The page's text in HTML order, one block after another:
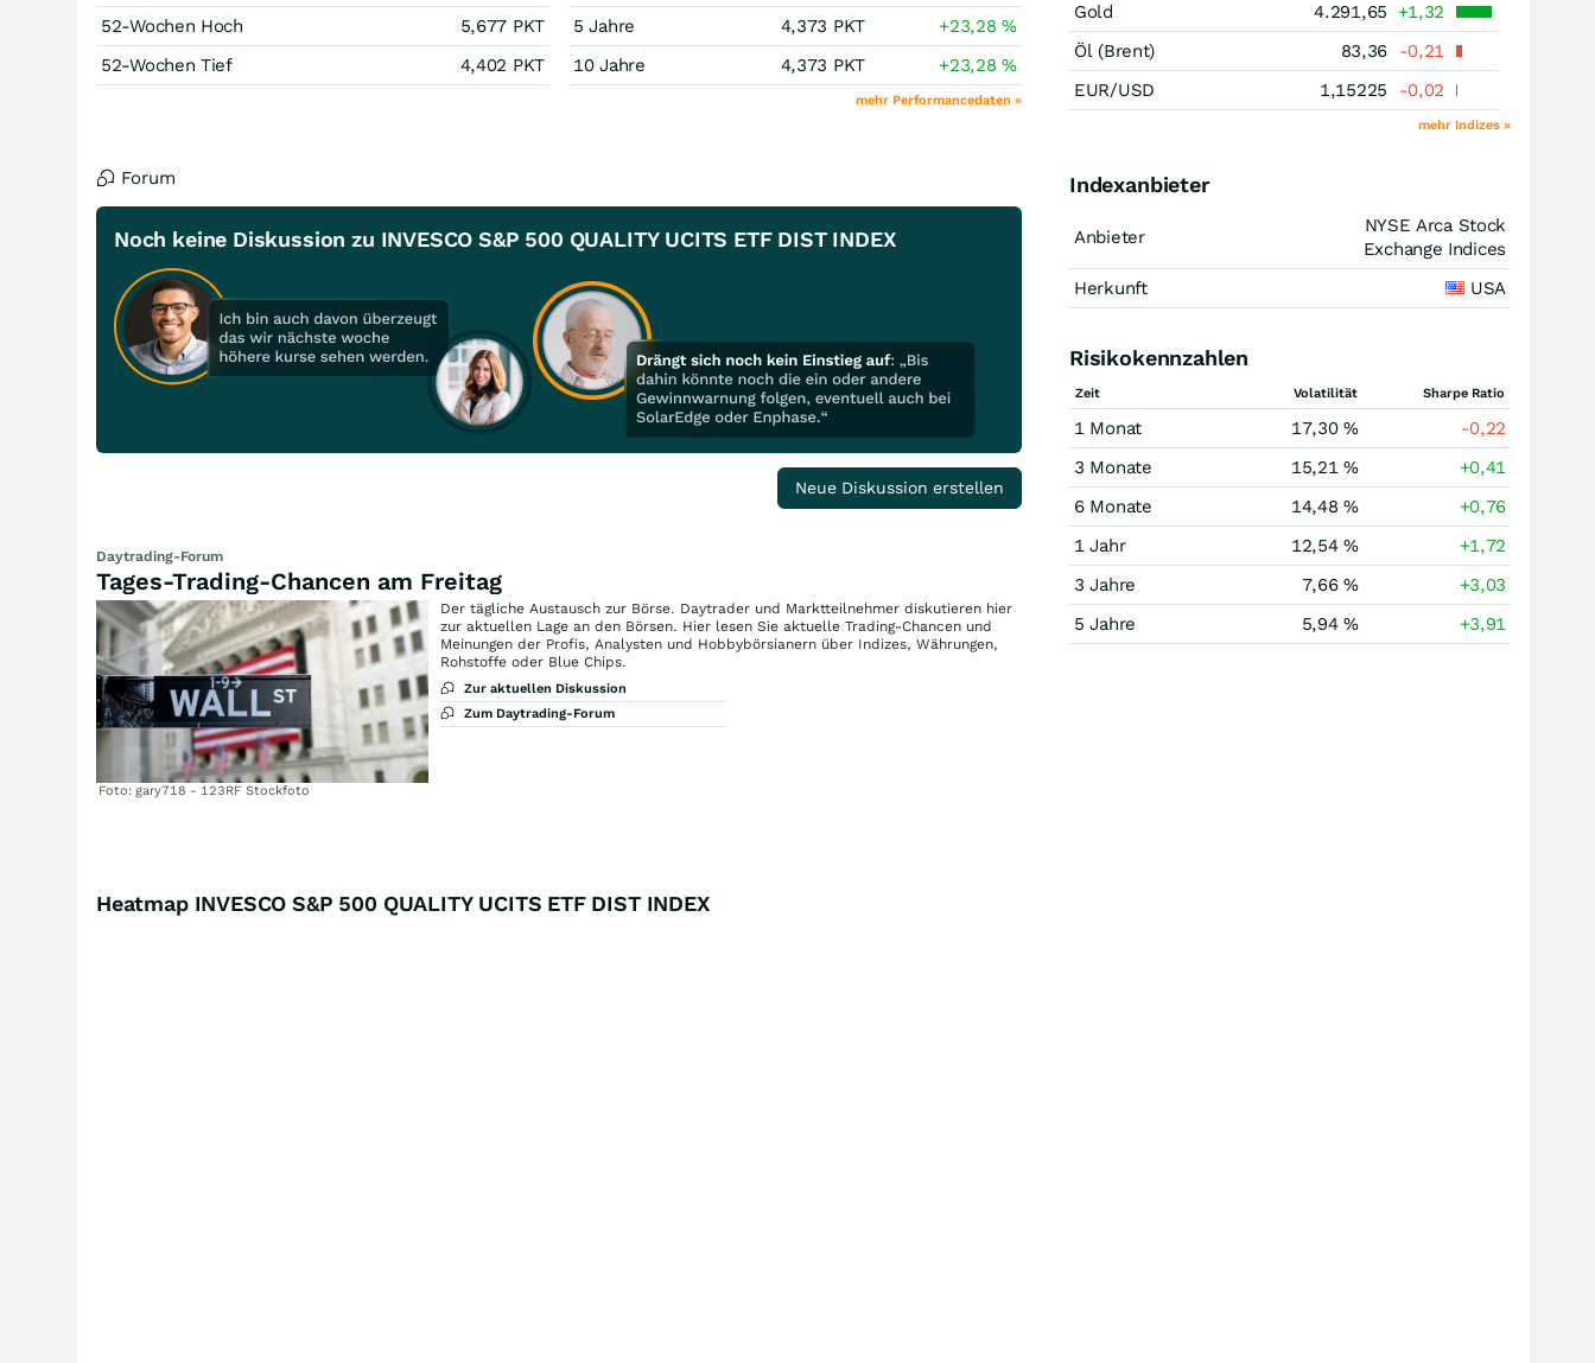
52-Wochen Hoch
5,677 PKT
52-Wochen Tief
4,402 PKT
5 Jahre
4,373 PKT +23,28%
10 Jahre
4,373 PKT +23,28%
mehr Performancedaten »
Forum
Noch keine Diskussion zu INVESCO S&P 500 QUALITY UCITS ETF DIST INDEX
Neue Diskussion erstellen
Daytrading-Forum
Tages-Trading-Chancen am Freitag
Foto: gary718 - 123RF Stockfoto
Der tägliche Austausch zur Börse. Daytrader und Marktteilnehmer diskutieren hier
zur aktuellen Lage an den Börsen. Hier lesen Sie aktuelle Trading-Chancen und
Meinungen der Profis, Analysten und Hobbybörsianern über Indizes, Währungen,
Rohstoffe oder Blue Chips.
Zur aktuellen Diskussion
Zum Daytrading-Forum
Gold
4.291,65
+1,32
Öl (Brent)
83,36
-0,21
EUR/USD
1,15225 -0,02
mehr Indizes »
Indexanbieter
Anbieter
NYSE Arca Stock
Exchange Indices
Herkunft
USA
Risikokennzahlen
Zeit Volatilität Sharpe Ratio
1 Monat 17,30 %
-0,22
3 Monate
15,21 %
+0,41
6 Monate
14,48 %
+0,76
1 Jahr
12,54 %
+1,72
3 Jahre
7,66 %
+3,03
5 Jahre
5,94 % +3,91
Heatmap INVESCO S&P 500 QUALITY UCITS ETF DIST INDEX